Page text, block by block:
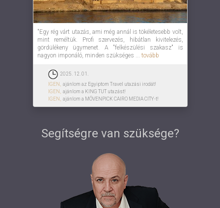
"Egy rég várt utazás, ami még annál is tökéletesebb volt,
mint reméltük. Profi szervezés, hibátlan kivitelezés,
gördülékeny ügymenet. A "felkészülési szakasz" is
nagyon imponáló, minden szükséges ... tovább
2025. 12. 01.
IGEN,
ajánlom az Egyiptom Travel utazási irodát!
IGEN,
ajánlom a KING TUT utazást!
IGEN,
ajánlom a MÖVENPICK CAIRO MEDIA CITY-t!
Segítségre van szüksége?